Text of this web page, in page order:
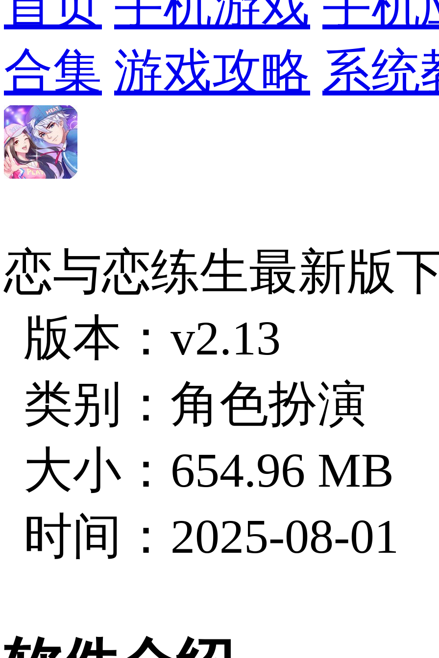
合集 游戏攻略 系统
恋与恋练生最新版
版本：v2.13
类别：角色扮演
大小：654.96 MB
时间：2025-08-01